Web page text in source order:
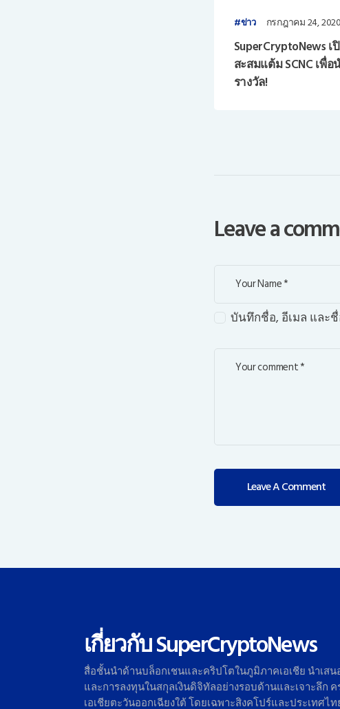
ข่าว กรกฎาคม 24, 2020
SuperCryptoNews
สะสมแต้ม SCNC เพื่
รางวัล!
Leave a
บันทึกชื่อ, อีเมล และ
เกี่ยวกับ SuperCryptoNews
สื่อชั้นนำด้านบล็อกเชนและคริปโตในภูมิภาคเอเชีย นำเส
และการลงทุนในสกุลเงินดิจิทัลอย่างรอบด้านและเจาะลึก
เอเชียตะวันออกเฉียงใต้ โดยเฉพาะสิงคโปร์และประเทศไท